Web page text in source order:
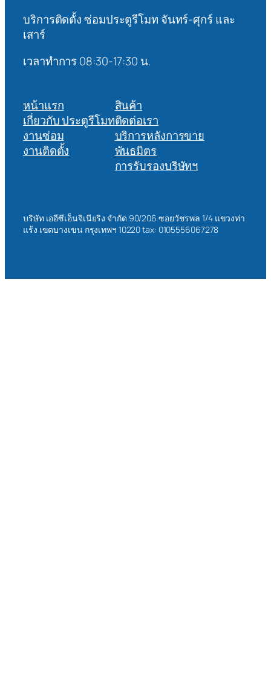
บริการติดตั้ง ซ่อมประตูรีโมท จันทร์-ศุกร์ และ
เสาร์
เวลาทำการ 08:30-17:30 น.
หน้าแรก
เกี่ยวกับ ประตูรีโมท
งานซ่อม
งานติดตั้ง
สินค้า
ติดต่อเรา
บริการหลังการขาย
พันธมิตร
การรับรองบริษัทฯ
บริษัท เออีซีเอ็นจิเนียริง จำกัด 90/206 ซอยวัชรพล 1/4 แขวงท่า
แร้ง เขตบางเขน กรุงเทพฯ 10220 tax: 0105556067278